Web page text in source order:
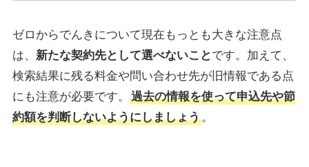
ゼロからでんきについて現在もっとも大きな注意点
は、 新たな契約先として選べないこと です。加えて、
検索結果に残る料金や問い合わせ先が旧情報である点
にも注意が必要です。
過去の情報を使って申込先や節
約額を判断しないようにしましょう。